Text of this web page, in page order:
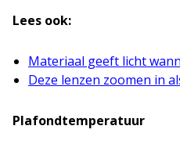
Lees ook:
Materiaal geeft licht
Deze lenzen zoomen in
Plafondtemperatuur